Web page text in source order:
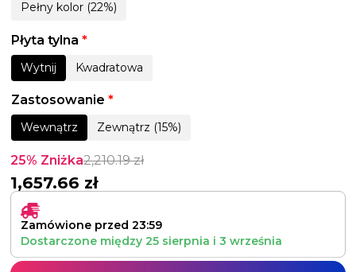
Pełny kolor (22%)
Płyta tylna *
Wytnij Kwadratowa
Zastosowanie *
Wewnątrz Zewnątrz (15%)
25% Zniżka2,210.19zł
1,657.66 zł
Zamówione przed 23:59
Dostarczone między 25 sierpnia i 3 września